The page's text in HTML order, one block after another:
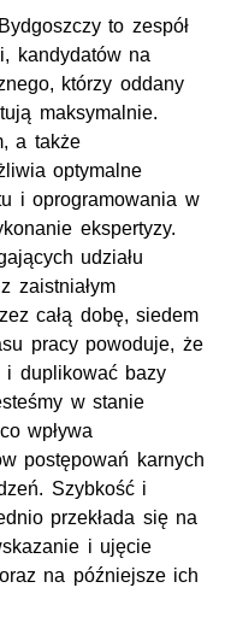
to zespół
kandydatów na
którzy oddany
maksymalnie.
a także
optymalne
i oprogramowania w
ekspertyzy.
udziału
zaistniałym
całą dobę, siedem
pracy powoduje, że
i duplikować bazy
w stanie
wpływa
postępowań karnych
Szybkość i
przekłada się na
i ujęcie
na późniejsze ich